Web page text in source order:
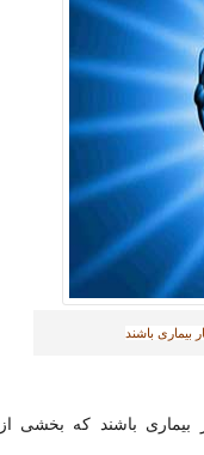
بیماری باشند
بیماری باشند که بخشی از